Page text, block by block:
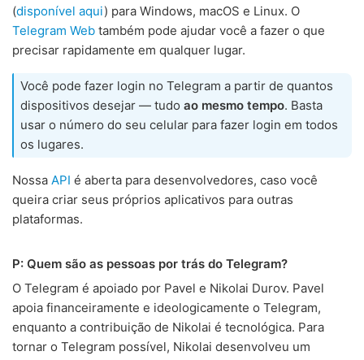
(disponível aqui) para Windows, macOS e Linux. O
Telegram Web também pode ajudar você a fazer o que
precisar rapidamente em qualquer lugar.
Você pode fazer login no Telegram a partir de quantos
dispositivos desejar — tudo ao mesmo tempo. Basta
usar o número do seu celular para fazer login em todos
os lugares.
Nossa API é aberta para desenvolvedores, caso você
queira criar seus próprios aplicativos para outras
plataformas.
P: Quem são as pessoas por trás do Telegram?
O Telegram é apoiado por Pavel e Nikolai Durov. Pavel
apoia financeiramente e ideologicamente o Telegram,
enquanto a contribuição de Nikolai é tecnológica. Para
tornar o Telegram possível, Nikolai desenvolveu um